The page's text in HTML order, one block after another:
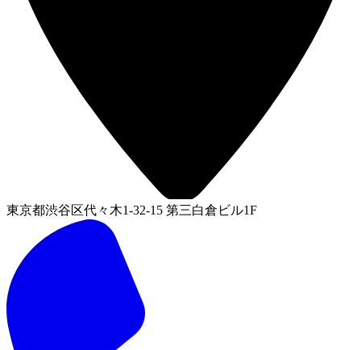
東京都渋谷区代々木1-32-15 第三白倉ビル1F